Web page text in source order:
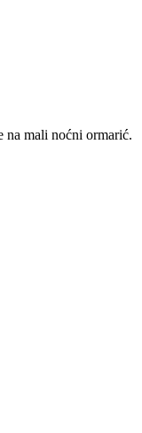
na mali noćni ormarić.